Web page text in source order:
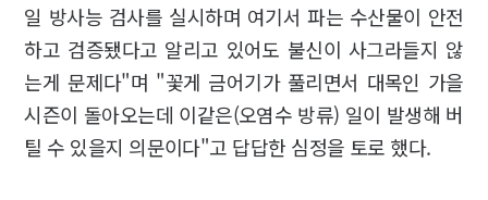
일 방사능 검사를 실시하며 여기서 파는 수산물이 안전
하고 검증됐다고 알리고 있어도 불신이 사그라들지 않
는게 문제다"며 "꽃게 금어기가 풀리면서 대목인 가을
시즌이 돌아오는데 이같은(오염수 방류) 일이 발생해 버
틸 수 있을지 의문이다"고 답답한 심정을 토로 했다.